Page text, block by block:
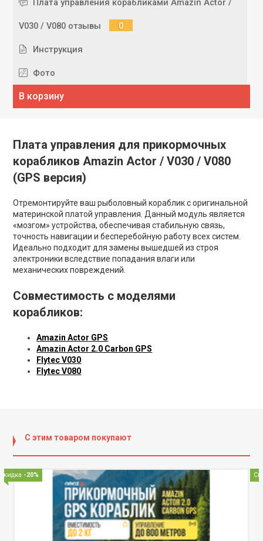
Плата управления корабликами Amazin Actor /
V030 / V080 отзывы 0
Инструкция
Фото
В корзину
Плата управления для прикормочных
корабликов Amazin Actor / V030 / V080
(GPS версия)
Отремонтируйте ваш рыболовный кораблик с оригинальной
материнской платой управления. Данный модуль является
«мозгом» устройства, обеспечивая стабильную связь,
точность навигации и бесперебойную работу всех систем.
Идеально подходит для замены вышедшей из строя
электроники вследствие попадания влаги или
механических повреждений.
Совместимость с моделями
корабликов:
Amazin Actor GPS
Amazin Actor 2.0 Carbon GPS
Flytec V030
Flytec V080
С этим товаром покупают
Скидка -20%